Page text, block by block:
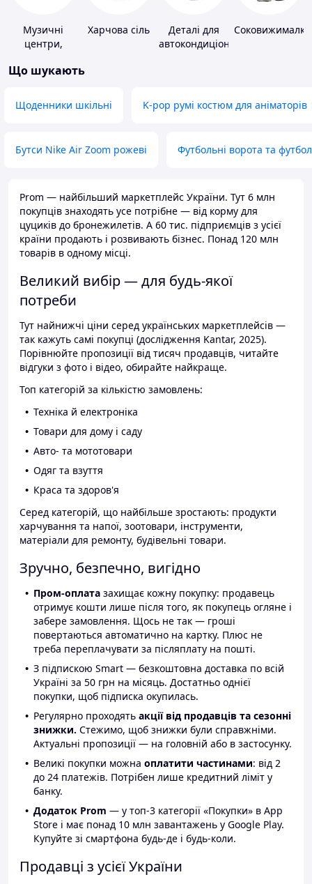
Музичні
центри,
Харчова сіль
Деталі для
автокондиціонерів
Соковижималки
Що шукають
Щоденники шкільні K-pop румі костюм для аніматорів
Бутси Nike Air Zoom рожеві Футбольні ворота та
Prom — найбільший маркетплейс України. Тут 6 млн
покупців знаходять усе потрібне — від корму для
цуциків до бронежилетів. А 60 тис. підприємців з усієї
країни продають і розвивають бізнес. Понад 120 млн
товарів в одному місці.
Великий вибір — для будь-якої
потреби
Тут найнижчі ціни серед українських маркетплейсів —
так кажуть самі покупці (дослідження Kantar, 2025).
Порівнюйте пропозиції від тисяч продавців, читайте
відгуки з фото і відео, обирайте найкраще.
Топ категорій за кількістю замовлень:
Техніка й електроніка
Товари для дому і саду
Авто- та мототовари
Одяг та взуття
Краса та здоров'я
Серед категорій, що найбільше зростають: продукти
харчування та напої, зоотовари, інструменти,
матеріали для ремонту, будівельні товари.
Зручно, безпечно, вигідно
Пром-оплата захищає кожну покупку: продавець
отримує кошти лише після того, як покупець огляне і
забере замовлення. Щось не так — гроші
повертаються автоматично на картку. Плюс не
треба переплачувати за післяплату на пошті.
З підпискою Smart — безкоштовна доставка по всій
Україні за 50 грн на місяць. Достатньо однієї
покупки, щоб підписка окупилась.
Регулярно проходять акції від продавців та сезонні
знижки. Стежимо, щоб знижки були справжніми.
Актуальні пропозиції — на головній або в застосунку.
Великі покупки можна оплатити частинами: від 2
до 24 платежів. Потрібен лише кредитний ліміт у
банку.
Додаток Prom — у топ-3 категорії «Покупки» в App
Store і має понад 10 млн завантажень у Google Play.
Купуйте зі смартфона будь-де і будь-коли.
Продавці з усієї України